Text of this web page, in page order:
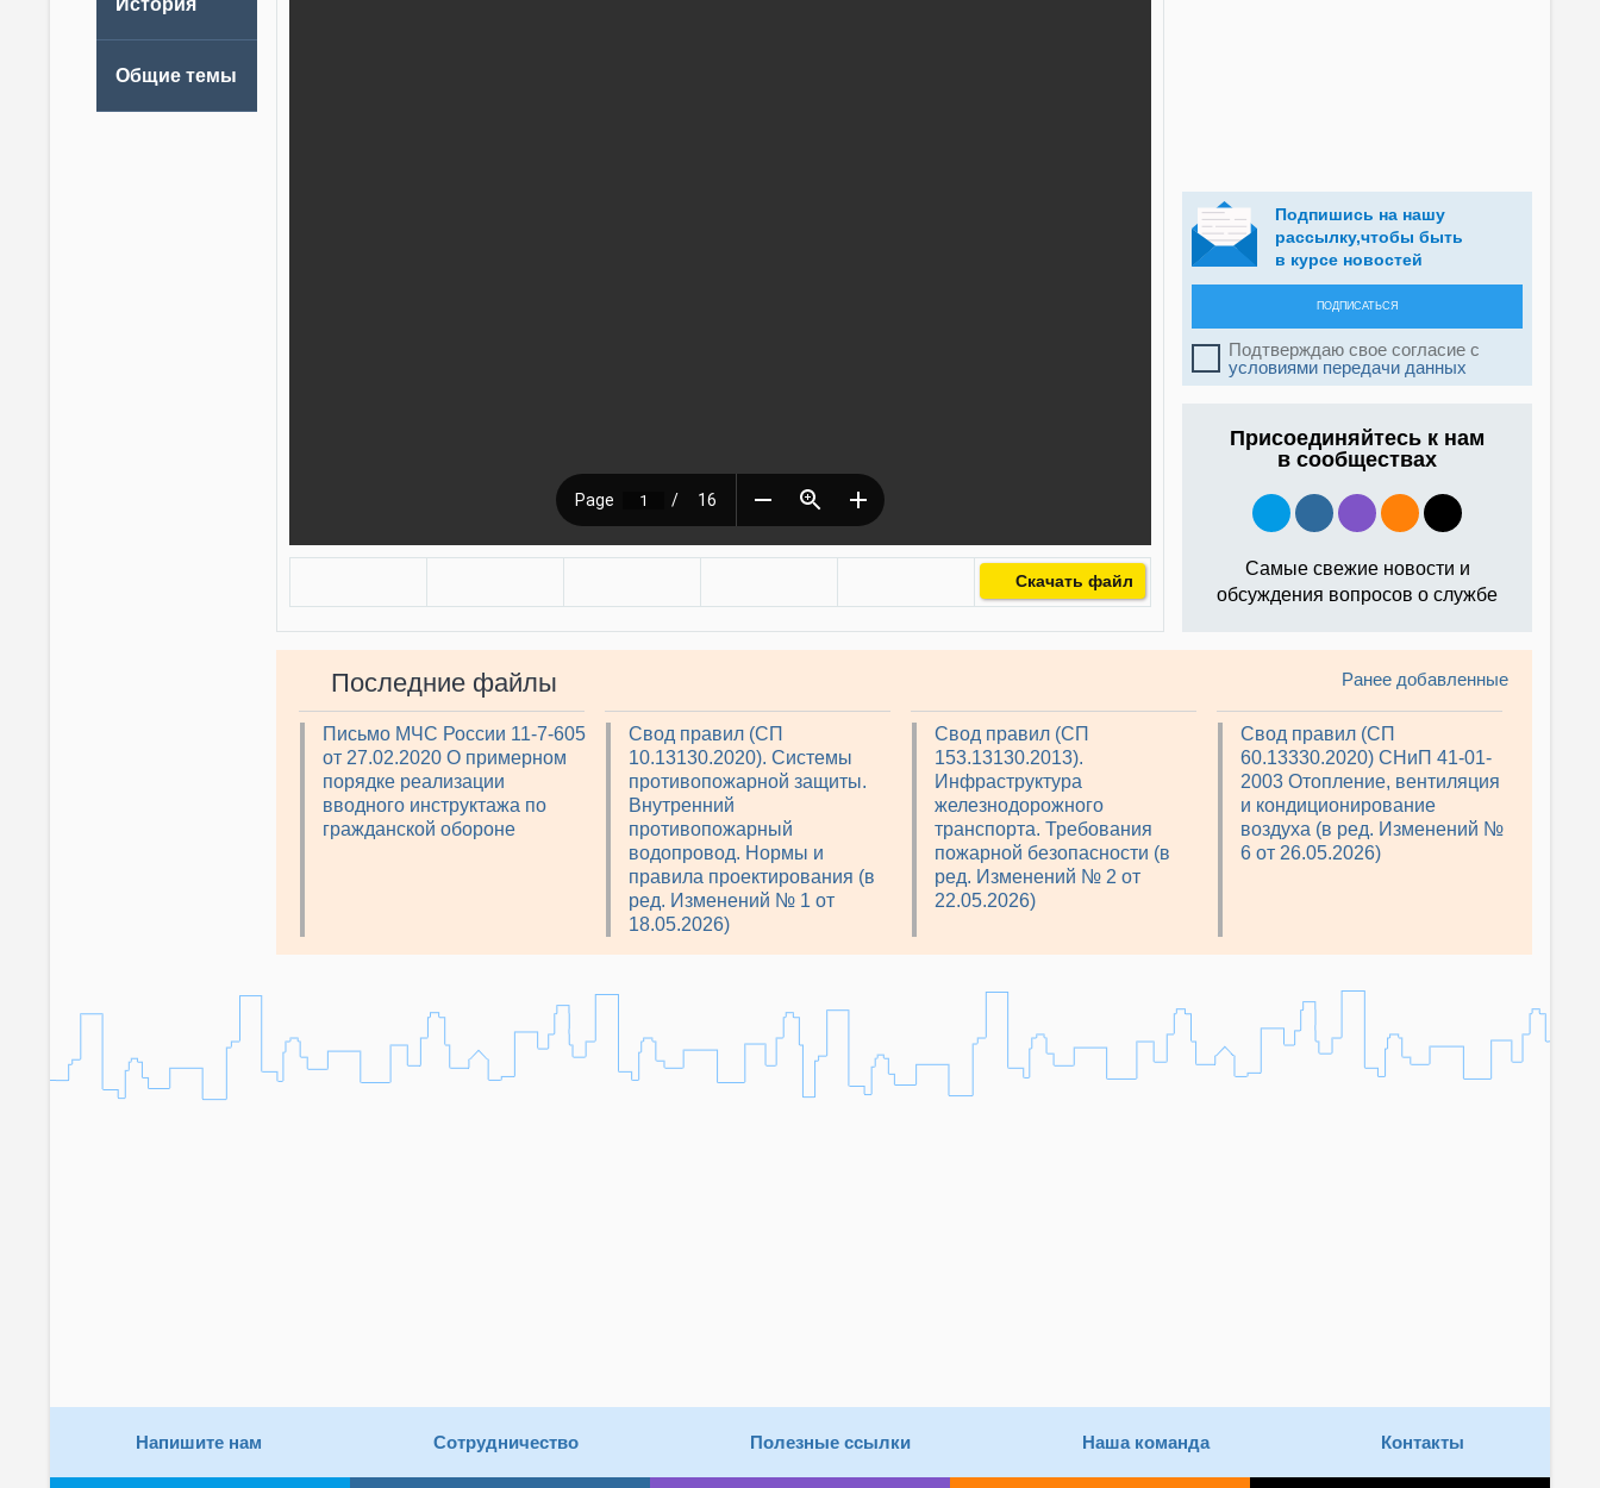
Скачать файл
Подпишись на нашу
рассылку,чтобы быть
в курсе новостей
ПОДПИСАТЬСЯ
Подтверждаю свое согласие с
условиями передачи данных
Присоединяйтесь к нам
в сообществах
Самые свежие новости и
обсуждения вопросов о службе
Последние файлы
Письмо МЧС России 11-7-605
от 27.02.2020 О примерном
порядке реализации
вводного инструктажа по
гражданской обороне
Свод правил (СП
10.13130.2020). Системы
противопожарной защиты.
Внутренний
противопожарный
водопровод. Нормы и
правила проектирования (в
ред. Изменений № 1 от
18.05.2026)
Свод правил (СП
153.13130.2013).
Инфраструктура
железнодорожного
транспорта. Требования
пожарной безопасности (в
ред. Изменений № 2 от
22.05.2026)
Свод правил (СП
60.13330.2020) СНиП 41-01-
2003 Отопление, вентиляция
и кондиционирование
воздуха (в ред. Изменений №
6 от 26.05.2026)
Ранее добавленные
Напишите нам Сотрудничество Полезные ссылки Наша команда Контакты